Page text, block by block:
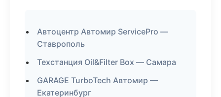
Автоцентр Автомир ServicePro —
Ставрополь
Техстанция Oil&Filter Box — Самара
GARAGE TurboTech Автомир —
Екатеринбург